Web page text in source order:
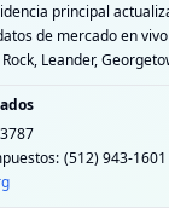
principal
de mercado en
Leander,
(512) 943-1601